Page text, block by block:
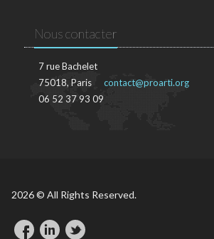
Nous contacter
7 rue Bachelet
75018, Paris
06 52 37 93 09
contact@proarti.org
2026 © All Rights Reserved.